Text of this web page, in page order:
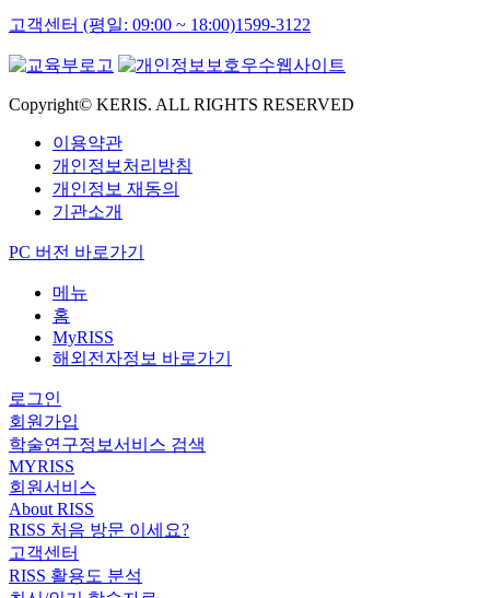
고객센터 (평일: 09:00 ~ 18:00)1599-3122
Copyright© KERIS. ALL RIGHTS RESERVED
이용약관
개인정보처리방침
개인정보 재동의
기관소개
PC 버전 바로가기
메뉴
홈
MyRISS
해외전자정보 바로가기
로그인
회원가입
학술연구정보서비스 검색
MYRISS
회원서비스
About RISS
RISS 처음 방문 이세요?
고객센터
RISS 활용도 분석